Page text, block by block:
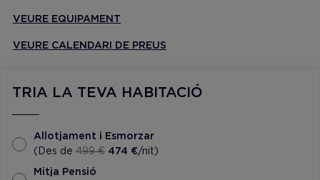
VEURE EQUIPAMENT
VEURE CALENDARI DE PREUS
TRIA LA TEVA HABITACIÓ
Allotjament i Esmorzar
(Des de 499 € 474 €/nit)
Mitja Pensió